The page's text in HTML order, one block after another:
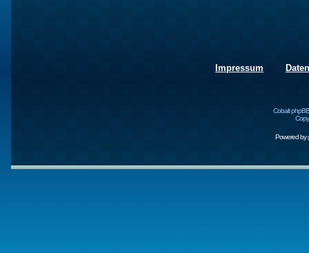
Impressum
Cobalt
Powered by